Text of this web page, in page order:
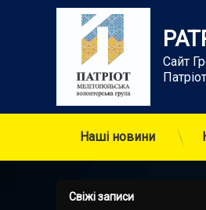
Сайт
Наші новини
Свіжі записи